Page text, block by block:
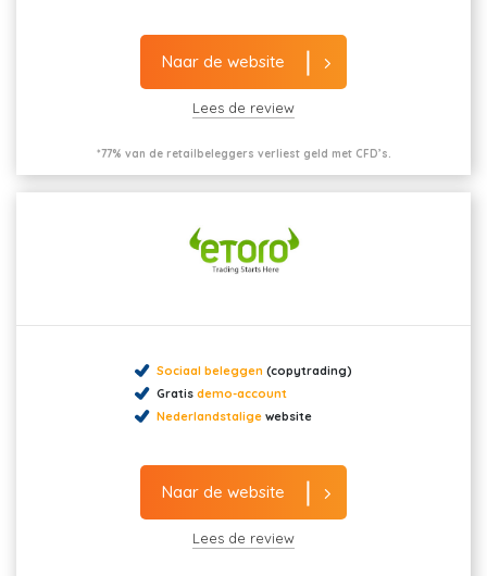
Naar de website
Lees de review
*77% van de retailbeleggers verliest geld met CFD’s.
Sociaal beleggen (copytrading)
Gratis demo-account
Nederlandstalige website
Naar de website
Lees de review